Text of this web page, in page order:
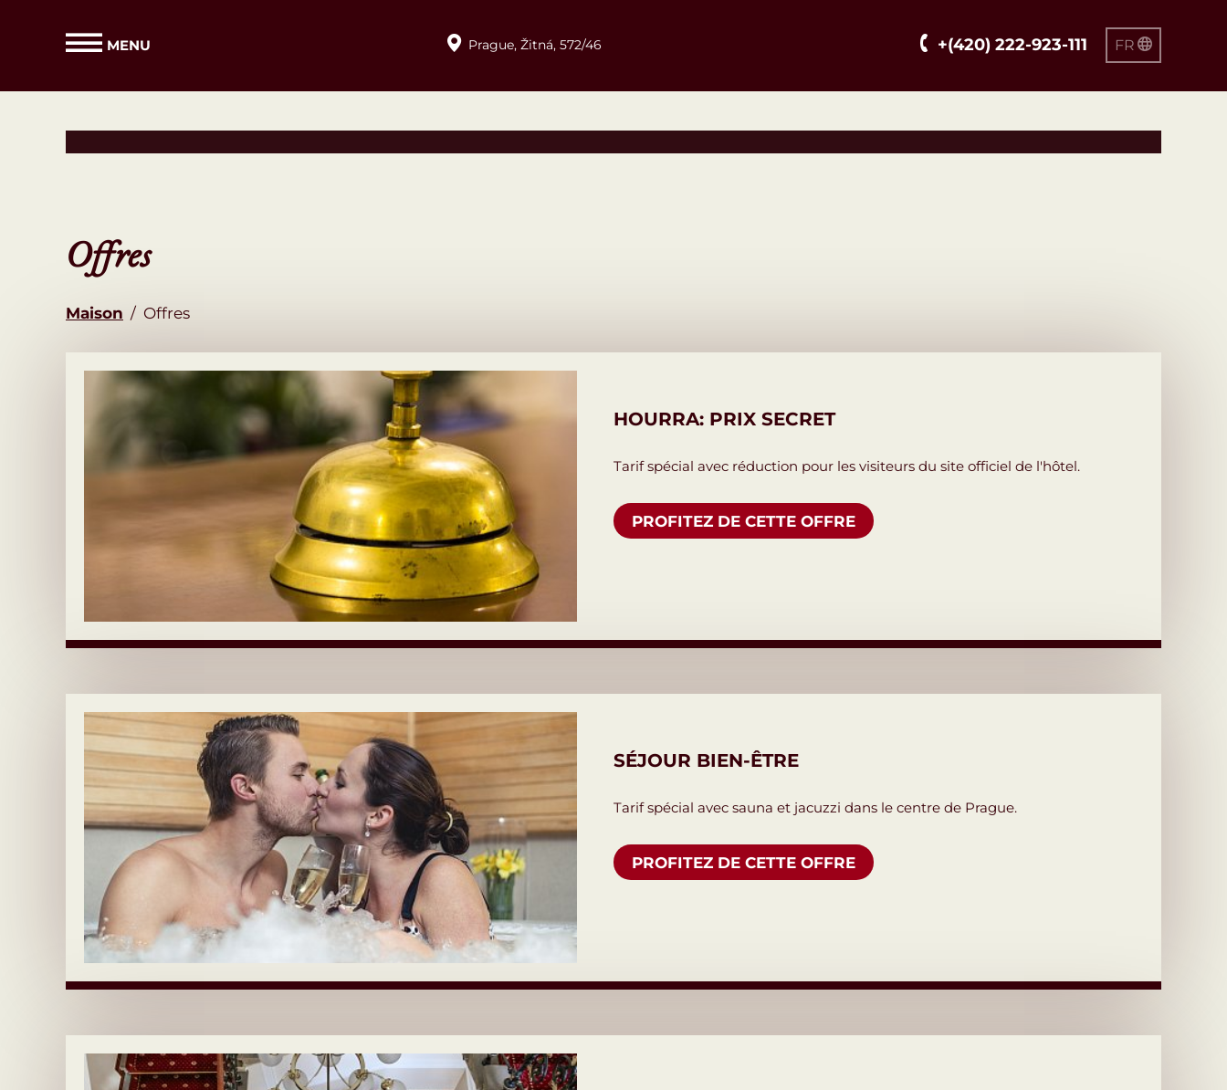
MENU Prague, Žitná, 572/46 +(420) 222-923-111 FR
Offres
Maison / Offres
HOURRA: PRIX SECRET
Tarif spécial avec réduction pour les visiteurs du site officiel de l'hôtel.
PROFITEZ DE CETTE OFFRE
SÉJOUR BIEN-ÊTRE
Tarif spécial avec sauna et jacuzzi dans le centre de Prague.
PROFITEZ DE CETTE OFFRE